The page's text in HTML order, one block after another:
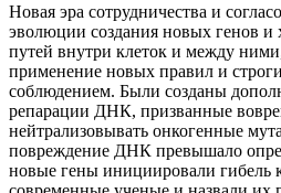
Новая эра сотрудничества и
эволюции создания новых генов и
путей внутри клеток и между
применение новых правил и
соблюдением. Были созданы
репарации ДНК, призванные
нейтрализовывать онкогенные
повреждение ДНК превышало
новые гены инициировали гибель